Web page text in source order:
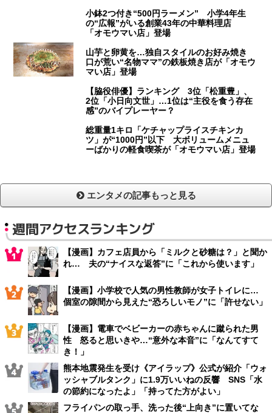
小鉢2つ付き“500円ラーメン” 小学4年生
の“広報”がいる創業43年の中華料理店
「オモウマい店」登場
山芋と卵黄を…独自スタイルのお好み焼き
口が荒い“名物ママ”の鉄板焼き店が「オモウ
マい店」登場
【脇役俳優】ランキング 3位「松重豊」、
2位「小日向文世」…1位は“主役を食う存在
感”のバイプレーヤー？
総重量1キロ「ケチャップライスチキンカ
ツ」が“1000円”以下 大ボリュームメニュ
ーばかりの軽食喫茶が「オモウマい店」登場
エンタメの記事もっと見る
週間アクセスランキング
【漫画】カフェ店員から「ミルクと砂糖は？」と聞か
れ… 夫の“ナイスな返答”に「これから使います」
【漫画】小学校で人気の男性教師が女子トイレに…
個室の隙間から見えた“恐ろしいモノ”に「許せない」
【漫画】電車でベビーカーの赤ちゃんに蹴られた男
性 怒ると思いきや…“意外な本音”に「なんてすて
き！」
熊本地震発生を受け《アイラップ》公式が紹介「ウォ
ッシャブルタンク」に1.9万いいねの反響 SNS「水
の節約になったよ」「持ってた方がよい」
フライパンの取っ手、洗った後“上向き”に置いてな